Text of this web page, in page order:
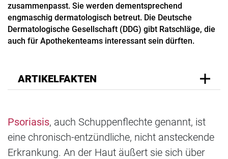
zusammenpasst. Sie werden dementsprechend
engmaschig dermatologisch betreut. Die Deutsche
Dermatologische Gesellschaft (DDG) gibt Ratschläge, die
auch für Apothekenteams interessant sein dürften.
ARTIKELFAKTEN
Psoriasis, auch Schuppenflechte genannt, ist
eine chronisch-entzündliche, nicht ansteckende
Erkrankung. An der Haut äußert sie sich über